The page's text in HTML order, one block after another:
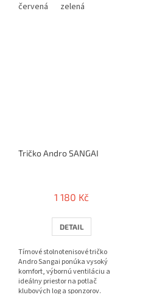
červená zelená
Tričko Andro SANGAI
1 180 Kč
DETAIL
Tímové stolnotenisové tričko
Andro Sangai ponúka vysoký
komfort, výbornú ventiláciu a
ideálny priestor na potlač
klubových log a sponzorov.